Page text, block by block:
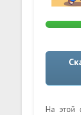
На этой